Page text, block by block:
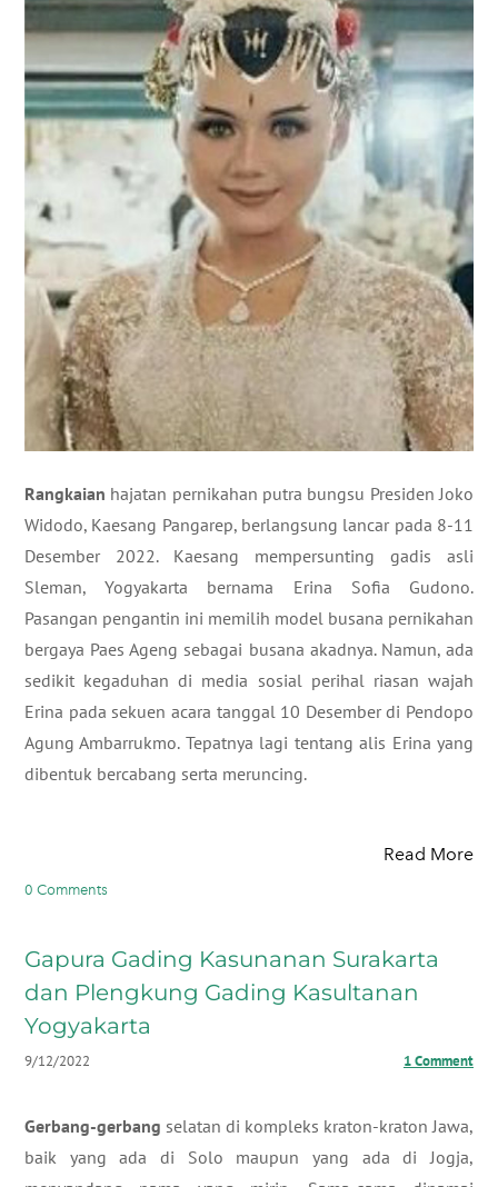
Rangkaian hajatan pernikahan putra bungsu Presiden Joko
Widodo, Kaesang Pangarep, berlangsung lancar pada 8-11
Desember 2022. Kaesang mempersunting gadis asli
Sleman, Yogyakarta bernama Erina Sofia Gudono.
Pasangan pengantin ini memilih model busana pernikahan
bergaya Paes Ageng sebagai busana akadnya. Namun, ada
sedikit kegaduhan di media sosial perihal riasan wajah
Erina pada sekuen acara tanggal 10 Desember di Pendopo
Agung Ambarrukmo. Tepatnya lagi tentang alis Erina yang
dibentuk bercabang serta meruncing.
Read More
0 Comments
Gapura Gading Kasunanan Surakarta
dan Plengkung Gading Kasultanan
Yogyakarta
9/12/2022 1 Comment
​Gerbang-gerbang selatan di kompleks kraton-kraton Jawa,
baik yang ada di Solo maupun yang ada di Jogja,